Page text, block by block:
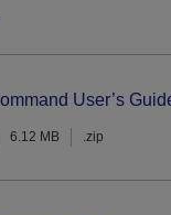
User’s
6.12 MB .zip